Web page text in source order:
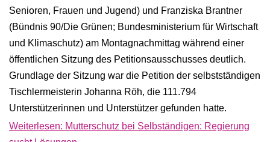
Senioren, Frauen und Jugend) und Franziska Brantner
(Bündnis 90/Die Grünen; Bundesministerium für Wirtschaft
und Klimaschutz) am Montagnachmittag während einer
öffentlichen Sitzung des Petitionsausschusses deutlich.
Grundlage der Sitzung war die Petition der selbstständigen
Tischlermeisterin Johanna Röh, die 111.794
Unterstützerinnen und Unterstützer gefunden hatte.
Weiterlesen: Mutterschutz bei Selbständigen: Regierung